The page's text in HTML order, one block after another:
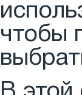
чтобы